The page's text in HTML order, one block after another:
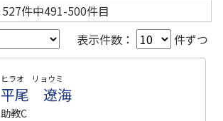
527件中491-500件目
表示件数： 件ずつ
ヒラオ リョウミ
平尾 遼海
助教C